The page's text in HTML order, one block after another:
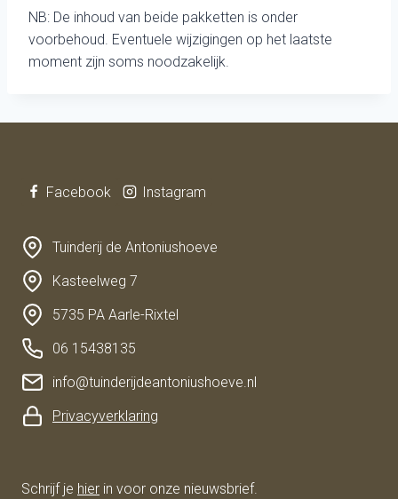
NB: De inhoud van beide pakketten is onder
voorbehoud. Eventuele wijzigingen op het laatste
moment zijn soms noodzakelijk.
Facebook Instagram
Tuinderij de Antoniushoeve
Kasteelweg 7
5735 PA Aarle-Rixtel
06 15438135
info@tuinderijdeantoniushoeve.nl
Privacyverklaring
Schrijf je hier in voor onze nieuwsbrief.